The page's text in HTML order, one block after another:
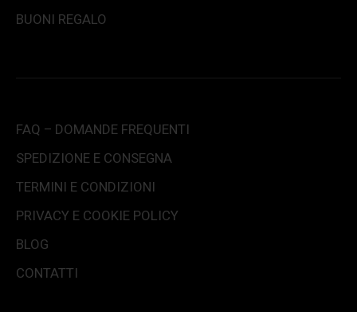
BUONI REGALO
FAQ – DOMANDE FREQUENTI
SPEDIZIONE E CONSEGNA
TERMINI E CONDIZIONI
PRIVACY E COOKIE POLICY
BLOG
CONTATTI